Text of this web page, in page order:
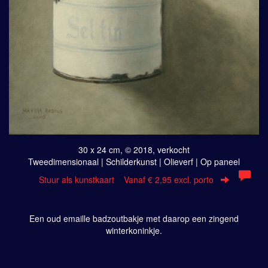
30 x 24 cm, © 2018, verkocht
Tweedimensionaal | Schilderkunst | Olieverf | Op paneel
Stuur als kunstkaart Vanaf € 2,95 excl. porto
Een oud emaille badzoutbakje met daarop een zingend
winterkoninkje.